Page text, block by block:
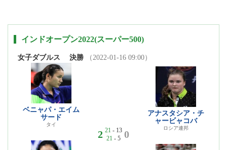
インドオープン2022(スーパー500)
女子ダブルス 決勝 （2022-01-16 09:00）
ベニャパ・エイム
サード
タイ
2 21 - 13
21 - 5 0
アナスタシア・チ
ャービャコバ
ロシア連邦